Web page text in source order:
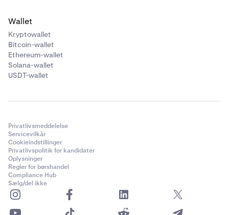
Wallet
Kryptowallet
Bitcoin-wallet
Ethereum-wallet
Solana-wallet
USDT-wallet
Privatlivsmeddelelse
Servicevilkår
Cookieindstillinger
Privatlivspolitik for kandidater
Oplysninger
Regler for børshandel
Compliance Hub
Sælg/del ikke